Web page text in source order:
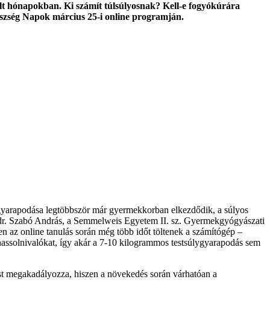
hónapokban. Ki számít túlsúlyosnak? Kell-e fogyókúrára
Napok március 25-i online programján.
legtöbbször már gyermekkorban elkezdődik, a súlyos
Szabó András, a Semmelweis Egyetem II. sz. Gyermekgyógyászati
az online tanulás során még több időt töltenek a számítógép –
így akár a 7-10 kilogrammos testsúlygyarapodás sem
hiszen a növekedés során várhatóan a